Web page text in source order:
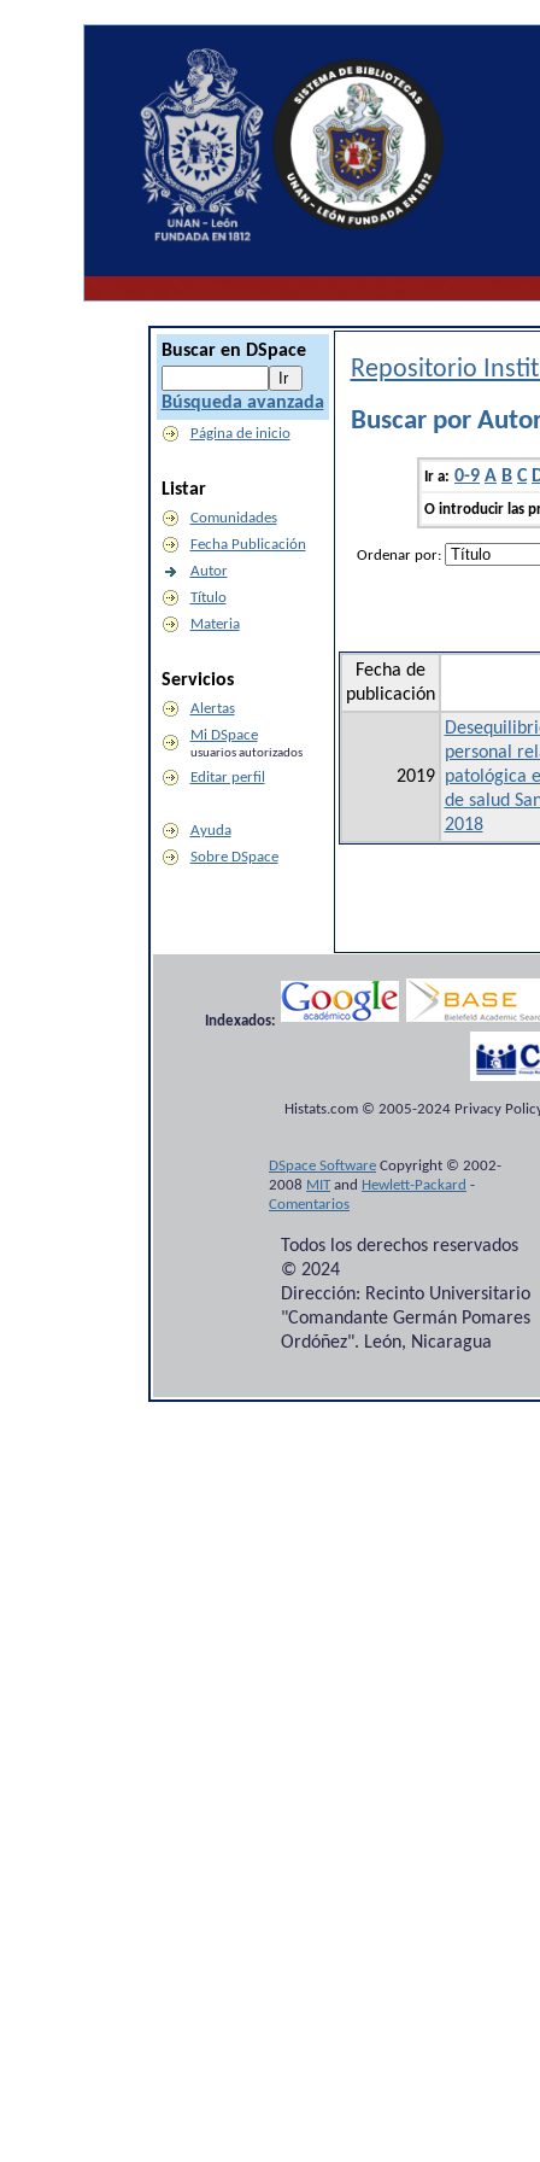
Buscar en DSpace
Búsqueda avanzada
Página de inicio
Listar
Comunidades
Fecha Publicación
Autor
Título
Materia
Servicios
Alertas
Mi DSpace
usuarios autorizados
Editar perfil
Ayuda
Sobre DSpace
Repositorio
Buscar por
Ir a: 0-9 A B C
O introducir las
Ordenar por:
Fecha de
publicación
2019
personal
patológica
de salud
2018
Indexados:
Histats.com © 2005-2024 Privacy
DSpace Software Copyright © 2002-
2008 MITand Hewlett-Packard -
Comentarios
Todos los derechos reservados
© 2024
Dirección: Recinto Universitario
"Comandante Germán Pomares
Ordóñez". León, Nicaragua